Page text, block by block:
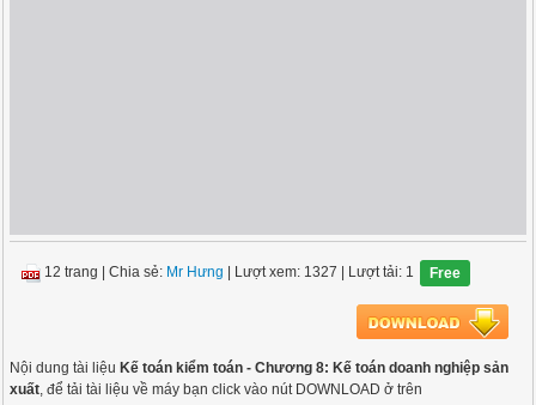
12 trang |Chia sẻ: Mr Hưng | Lượt xem: 1327 | Lượt tải: 1 Free
Nội dung tài liệu Kế toán kiểm toán - Chương 8: Kế toán doanh nghiệp sản
xuất, để tải tài liệu về máy bạn click vào nút DOWNLOAD ở trên